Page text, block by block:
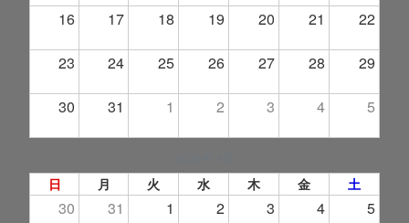
16 17 18 19 20 21 22
23 24 25 26 27 28 29
30 31 1 2 3 4 5
日 月 火 水 木 金 土
30 31 1 2 3 4 5